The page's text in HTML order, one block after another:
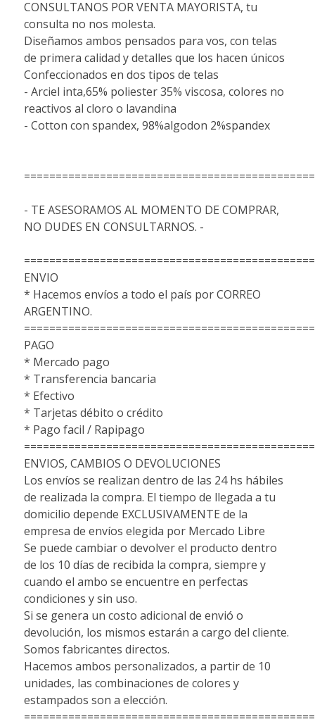
CONSULTANOS POR VENTA MAYORISTA, tu
consulta no nos molesta.
Diseñamos ambos pensados para vos, con telas
de primera calidad y detalles que los hacen únicos
Confeccionados en dos tipos de telas
- Arciel inta,65% poliester 35% viscosa, colores no
reactivos al cloro o lavandina
- Cotton con spandex, 98%algodon 2%spandex
- TE ASESORAMOS AL MOMENTO DE COMPRAR,
NO DUDES EN CONSULTARNOS. -
ENVIO
* Hacemos envíos a todo el país por CORREO
ARGENTINO.
PAGO
* Mercado pago
* Transferencia bancaria
* Efectivo
* Tarjetas débito o crédito
* Pago facil / Rapipago
ENVIOS, CAMBIOS O DEVOLUCIONES
Los envíos se realizan dentro de las 24 hs hábiles
de realizada la compra. El tiempo de llegada a tu
domicilio depende EXCLUSIVAMENTE de la
empresa de envíos elegida por Mercado Libre
Se puede cambiar o devolver el producto dentro
de los 10 días de recibida la compra, siempre y
cuando el ambo se encuentre en perfectas
condiciones y sin uso.
Si se genera un costo adicional de envió o
devolución, los mismos estarán a cargo del cliente.
Somos fabricantes directos.
Hacemos ambos personalizados, a partir de 10
unidades, las combinaciones de colores y
estampados son a elección.